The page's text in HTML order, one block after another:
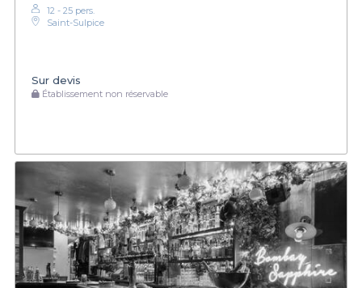
12 - 25 pers.
Saint-Sulpice
Sur devis
Établissement non réservable